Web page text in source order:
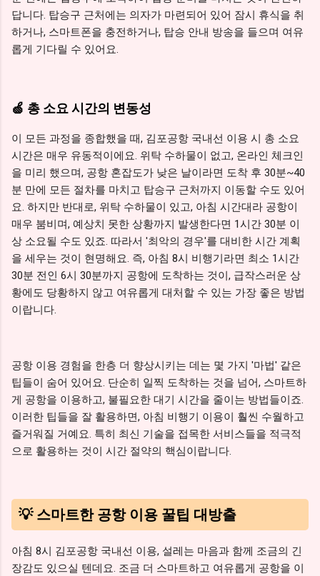
답니다. 탑승구 근처에는 의자가 마련되어 있어 잠시 휴식을 취
하거나, 스마트폰을 충전하거나, 탑승 안내 방송을 들으며 여유
롭게 기다릴 수 있어요.
🍏 총 소요 시간의 변동성
이 모든 과정을 종합했을 때, 김포공항 국내선 이용 시 총 소요
시간은 매우 유동적이에요. 위탁 수하물이 없고, 온라인 체크인
을 미리 했으며, 공항 혼잡도가 낮은 날이라면 도착 후 30분~40
분 만에 모든 절차를 마치고 탑승구 근처까지 이동할 수도 있어
요. 하지만 반대로, 위탁 수하물이 있고, 아침 시간대라 공항이
매우 붐비며, 예상치 못한 상황까지 발생한다면 1시간 30분 이
상 소요될 수도 있죠. 따라서 '최악의 경우'를 대비한 시간 계획
을 세우는 것이 현명해요. 즉, 아침 8시 비행기라면 최소 1시간
30분 전인 6시 30분까지 공항에 도착하는 것이, 급작스러운 상
황에도 당황하지 않고 여유롭게 대처할 수 있는 가장 좋은 방법
이랍니다.
공항 이용 경험을 한층 더 향상시키는 데는 몇 가지 '마법' 같은
팁들이 숨어 있어요. 단순히 일찍 도착하는 것을 넘어, 스마트하
게 공항을 이용하고, 불필요한 대기 시간을 줄이는 방법들이죠.
이러한 팁들을 잘 활용하면, 아침 비행기 이용이 훨씬 수월하고
즐거워질 거예요. 특히 최신 기술을 접목한 서비스들을 적극적
으로 활용하는 것이 시간 절약의 핵심이랍니다.
💡 스마트한 공항 이용 꿀팁 대방출
아침 8시 김포공항 국내선 이용, 설레는 마음과 함께 조금의 긴
장감도 있으실 텐데요. 조금 더 스마트하고 여유롭게 공항을 이